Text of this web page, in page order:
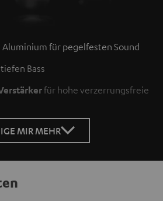
Aluminium für pegelfesten Sound
Bass
für hohe verzerrungsfreie
MIR MEHR